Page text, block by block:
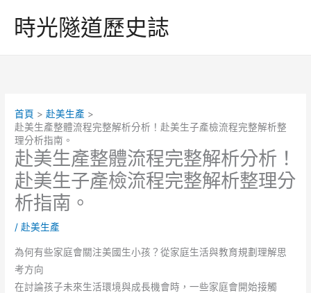
時光隧道歷史誌
首頁
赴美生產
赴美生產整體流程完整解析分析！赴美生子產檢流程完整解析整
理分析指南。
赴美生產整體流程完整解析分析！
赴美生子產檢流程完整解析整理分
析指南。
/赴美生產
為何有些家庭會關注美國生小孩？從家庭生活與教育規劃理解思
考方向
在討論孩子未來生活環境與成長機會時，一些家庭會開始接觸